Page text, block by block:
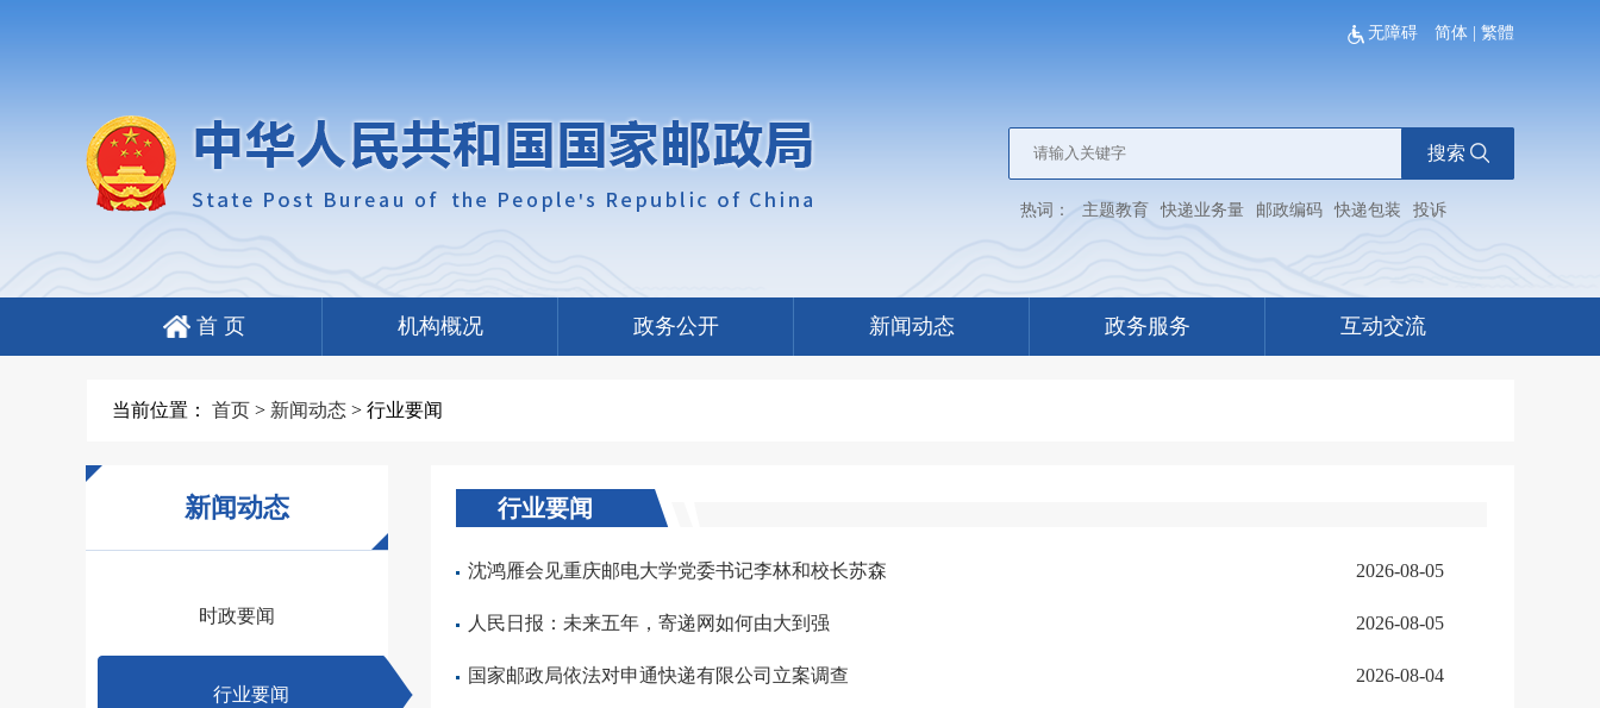
无障碍 简体 繁體
搜索
热词： 主题教育 快递业务量 邮政编码 快递包装 投诉
首 页 机构概况 政务公开 新闻动态 政务服务 互动交流
当前位置： 首页> 新闻动态> 行业要闻
新闻动态
时政要闻
行业要闻
行业要闻
沈鸿雁会见重庆邮电大学党委书记李林和校长苏森 2026-08-05
人民日报：未来五年，寄递网如何由大到强 2026-08-05
国家邮政局依法对申通快递有限公司立案调查 2026-08-04